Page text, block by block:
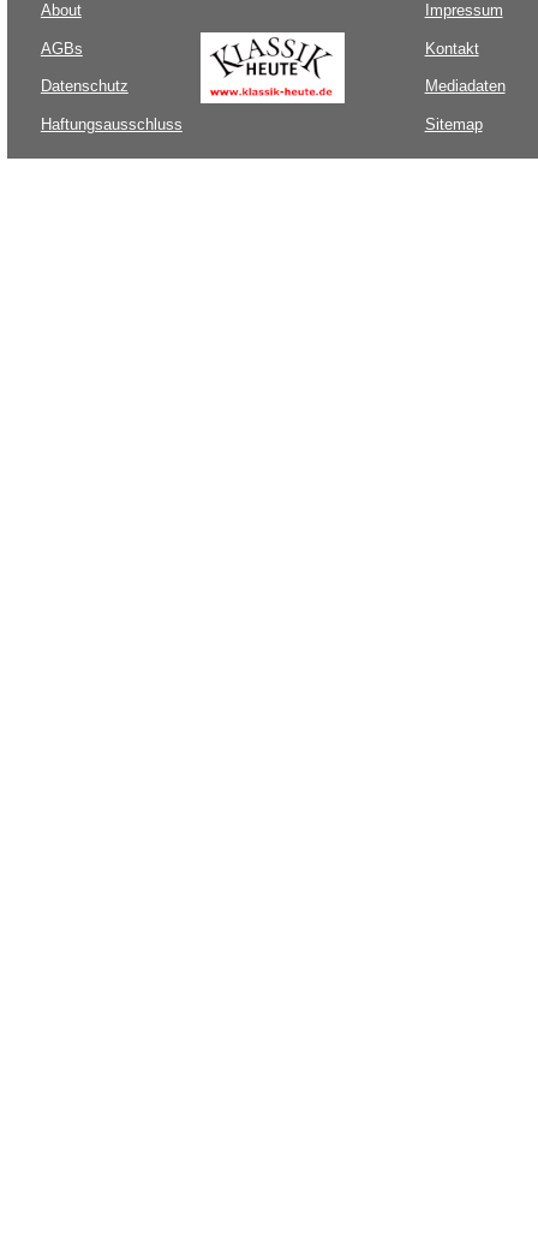
About
AGBs
Datenschutz
Haftungsausschluss
Impressum
Kontakt
Mediadaten
Sitemap